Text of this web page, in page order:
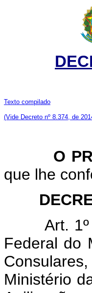
Texto compilado
(Vide Decreto nº 8.374, de
O
que lhe
Art.
Federal do
Ministério